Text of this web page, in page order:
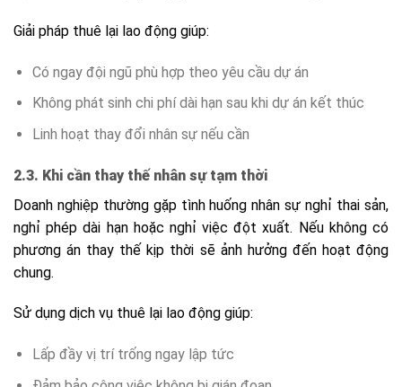
Giải pháp thuê lại lao động giúp:
Có ngay đội ngũ phù hợp theo yêu cầu dự án
Không phát sinh chi phí dài hạn sau khi dự án kết thúc
Linh hoạt thay đổi nhân sự nếu cần
2.3. Khi cần thay thế nhân sự tạm thời
Doanh nghiệp thường gặp tình huống nhân sự nghỉ thai sản,
nghỉ phép dài hạn hoặc nghỉ việc đột xuất. Nếu không có
phương án thay thế kịp thời sẽ ảnh hưởng đến hoạt động
chung.
Sử dụng dịch vụ thuê lại lao động giúp:
Lấp đầy vị trí trống ngay lập tức